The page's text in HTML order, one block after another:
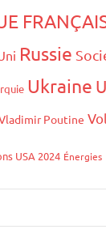
Russie
Ukraine
Poutine
USA 2024 Énergies